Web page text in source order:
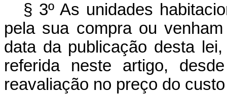
§ 3º As unidades
pela sua compra ou
data da publicação desta
referida neste artigo,
reavaliação no preço do